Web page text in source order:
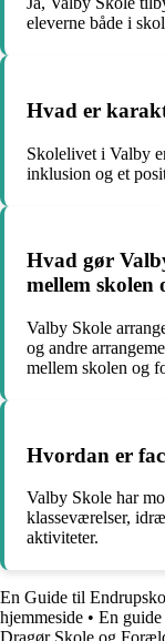
eleverne både i
Hvad er
Skolelivet i Valby
inklusion og et
Hvad gør
mellem skolen
Valby Skole
og andre
mellem skolen og
Hvordan er
Valby Skole har
klasseværelser,
aktiviteter.
En Guide til
hjemmeside • En